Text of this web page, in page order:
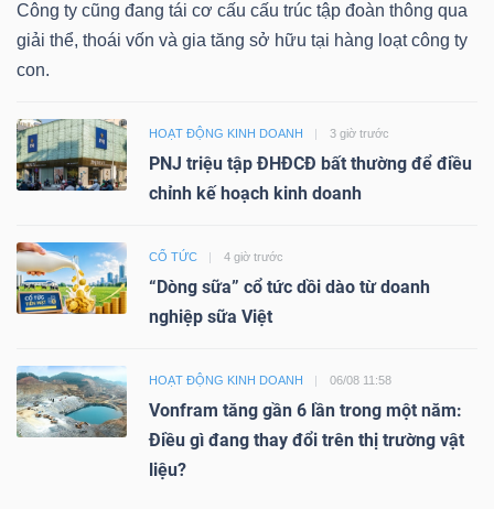
Công ty cũng đang tái cơ cấu cấu trúc tập đoàn thông qua
giải thể, thoái vốn và gia tăng sở hữu tại hàng loạt công ty
con.
HOẠT ĐỘNG KINH DOANH 3 giờ trước
PNJ triệu tập ĐHĐCĐ bất thường để điều
chỉnh kế hoạch kinh doanh
CỔ TỨC 4 giờ trước
“Dòng sữa” cổ tức dồi dào từ doanh
nghiệp sữa Việt
HOẠT ĐỘNG KINH DOANH 06/08 11:58
Vonfram tăng gần 6 lần trong một năm:
Điều gì đang thay đổi trên thị trường vật
liệu?